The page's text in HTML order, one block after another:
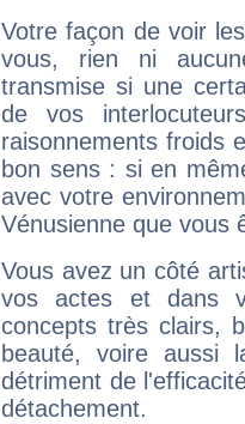
Votre façon de voir
vous, rien ni
transmise si une
de vos
raisonnements froids
bon sens : si en
avec votre
Vénusienne que vous
Vous avez un côté
vos actes et dans
concepts très clairs,
beauté, voire aussi
détriment de
détachement.